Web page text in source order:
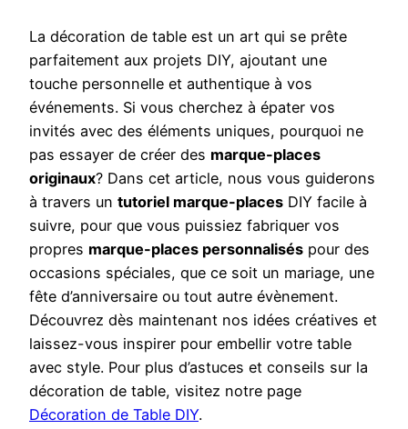
La décoration de table est un art qui se prête
parfaitement aux projets DIY, ajoutant une
touche personnelle et authentique à vos
événements. Si vous cherchez à épater vos
invités avec des éléments uniques, pourquoi ne
pas essayer de créer des marque-places
originaux? Dans cet article, nous vous guiderons
à travers un tutoriel marque-places DIY facile à
suivre, pour que vous puissiez fabriquer vos
propres marque-places personnalisés pour des
occasions spéciales, que ce soit un mariage, une
fête d’anniversaire ou tout autre évènement.
Découvrez dès maintenant nos idées créatives et
laissez-vous inspirer pour embellir votre table
avec style. Pour plus d’astuces et conseils sur la
décoration de table, visitez notre page
Décoration de Table DIY.